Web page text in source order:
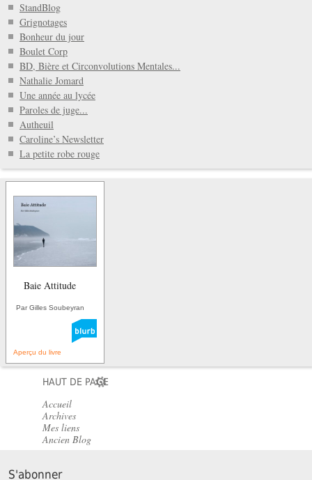
StandBlog
Grignotages
Bonheur du jour
Boulet Corp
BD, Bière et Circonvolutions Mentales...
Nathalie Jomard
Une année au lycée
Paroles de juge...
Autheuil
Caroline’s Newsletter
La petite robe rouge
Baie Attitude
Par Gilles Soubeyran
Aperçu du livre
HAUT DE PAGE
Accueil
Archives
Mes liens
Ancien Blog
S'abonner